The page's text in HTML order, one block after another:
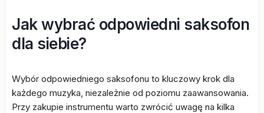
Jak wybrać odpowiedni saksofon
dla siebie?
Wybór odpowiedniego saksofonu to kluczowy krok dla
każdego muzyka, niezależnie od poziomu zaawansowania.
Przy zakupie instrumentu warto zwrócić uwagę na kilka